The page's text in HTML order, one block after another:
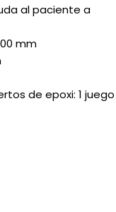
al paciente a
mm
de epoxi: 1 juego